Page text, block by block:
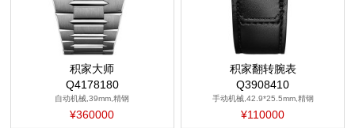
积家大师
Q4178180
自动机械,39mm,精钢
¥360000
积家翻转腕表
Q3908410
手动机械,42.9*25.5mm,精钢
¥110000